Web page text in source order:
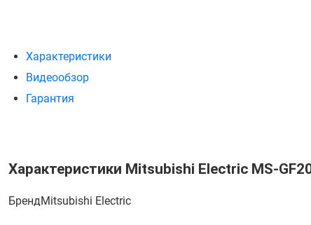
Характеристики
Видеообзор
Гарантия
Характеристики Mitsubishi Electric MS-
БрендMitsubishi Electric